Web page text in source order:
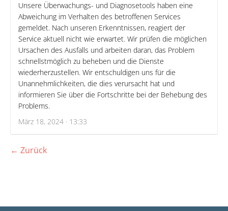
Unsere Überwachungs- und Diagnosetools haben eine
Abweichung im Verhalten des betroffenen Services
gemeldet. Nach unseren Erkenntnissen, reagiert der
Service aktuell nicht wie erwartet. Wir prüfen die möglichen
Ursachen des Ausfalls und arbeiten daran, das Problem
schnellstmöglich zu beheben und die Dienste
wiederherzustellen. Wir entschuldigen uns für die
Unannehmlichkeiten, die dies verursacht hat und
informieren Sie über die Fortschritte bei der Behebung des
Problems.
März 18, 2024 · 13:33
← Zurück